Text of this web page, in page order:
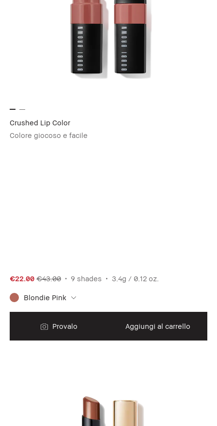
Crushed Lip Color
Colore giocoso e facile
€22.00 €43.00 9 shades 3.4g / 0.12 oz.
Blondie Pink
Provalo Aggiungi al carrello